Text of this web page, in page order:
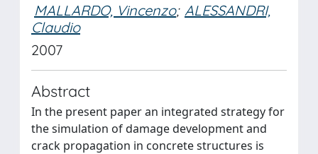
MALLARDO, Vincenzo; ALESSANDRI,
Claudio
2007
Abstract
In the present paper an integrated strategy for
the simulation of damage development and
crack propagation in concrete structures is